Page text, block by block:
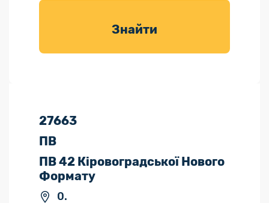
товарів для
Знайти
27663
ПВ
ПВ 42 Кіровоградської Нового
Формату
0.